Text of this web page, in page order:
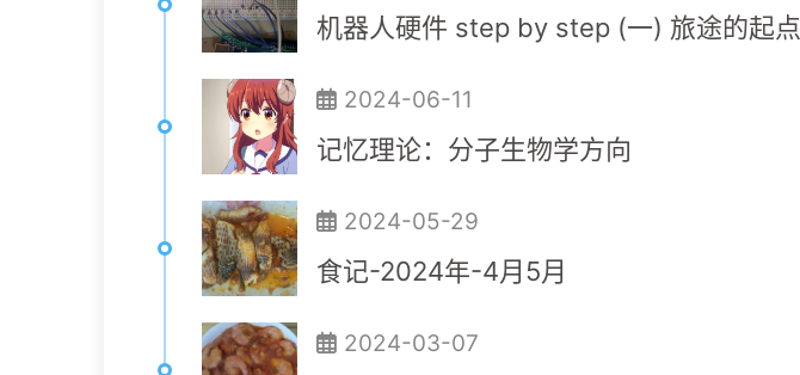
机器人硬件 step by step (一) 旅途的起点
2024-06-11
记忆理论：分子生物学方向
2024-05-29
食记-2024年-4月5月
2024-03-07